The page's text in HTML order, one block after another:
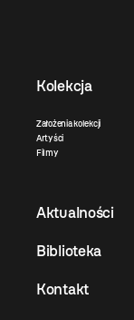
Kolekcja
Założenia kolekcji
Artyści
Filmy
Aktualności
Biblioteka
Kontakt